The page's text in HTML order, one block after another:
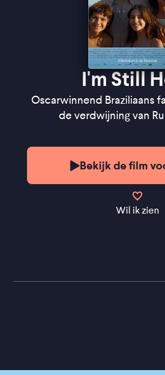
I'm Still
Oscarwinnend Braziliaans
de verdwijning van
Bekijk de film
Wil ik zien